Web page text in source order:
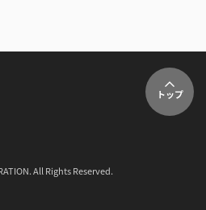
トップ
All Rights Reserved.